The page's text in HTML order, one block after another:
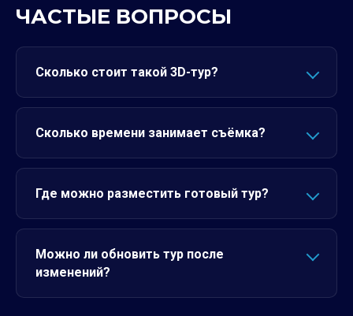
ЧАСТЫЕ ВОПРОСЫ
Сколько стоит такой 3D-тур?
Сколько времени занимает съёмка?
Где можно разместить готовый тур?
Можно ли обновить тур после
изменений?